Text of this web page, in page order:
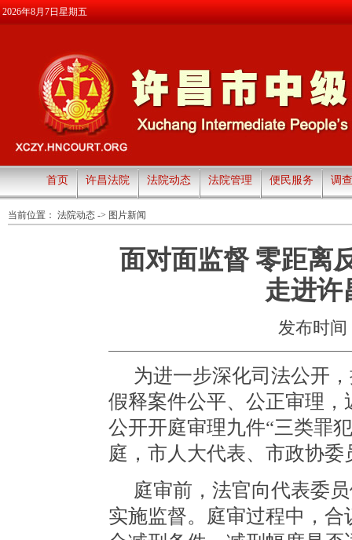
2026年8月7日星期五
首页 许昌法院 法院动态 法院管理 便民服务 调
当前位置： 法院动态 -> 图片新闻
面对面监督 零距
走进许
发布时间
为进一步深化司法公开
假释案件公平、公正审理
公开开庭审理九件“三类罪
庭，市人大代表、市政协
庭审前，法官向代表委
实施监督。庭审过程中，